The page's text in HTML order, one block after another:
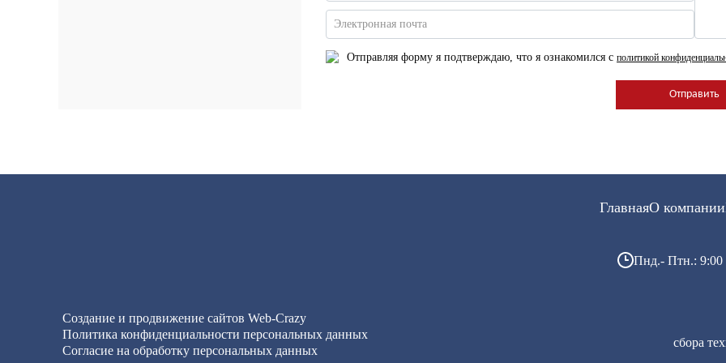
Электронная почта
Отправляя форму я подтверждаю, что я ознакомился с политикой
ГлавнаяО компании
Пнд.- Птн.: 9:00
Создание и продвижение сайтов Web-Crazy
Политика конфиденциальности персональных данных
Согласие на обработку персональных данных
сбора